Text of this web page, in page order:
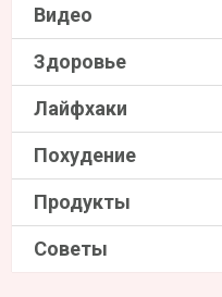
Видео
Здоровье
Лайфхаки
Похудение
Продукты
Советы